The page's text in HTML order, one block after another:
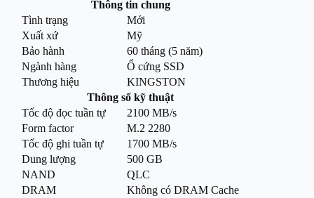
Thông tin chung
Tình trạng
Mới
Xuất xứ
Mỹ
Bảo hành
60 tháng (5 năm)
Ngành hàng
Ổ cứng SSD
Thương hiệu
KINGSTON
Thông số kỹ thuật
Tốc độ đọc tuần tự
2100 MB/s
Form factor
M.2 2280
Tốc độ ghi tuần tự
1700 MB/s
Dung lượng
500 GB
NAND
QLC
DRAM
Không có DRAM Cache